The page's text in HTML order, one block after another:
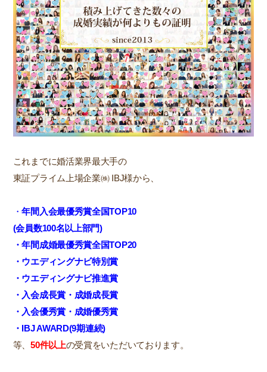
これまでに婚活業界最大手の
東証プライム上場企業㈱ IBJ様から、
・年間入会最優秀賞全国TOP10
(会員数100名以上部門)
・年間成婚最優秀賞全国TOP20
・ウエディングナビ特別賞
・ウエディングナビ推進賞
・入会成長賞・成婚成長賞
・入会優秀賞・成婚優秀賞
・IBJ AWARD(9期連続)
等、50件以上の受賞をいただいております。